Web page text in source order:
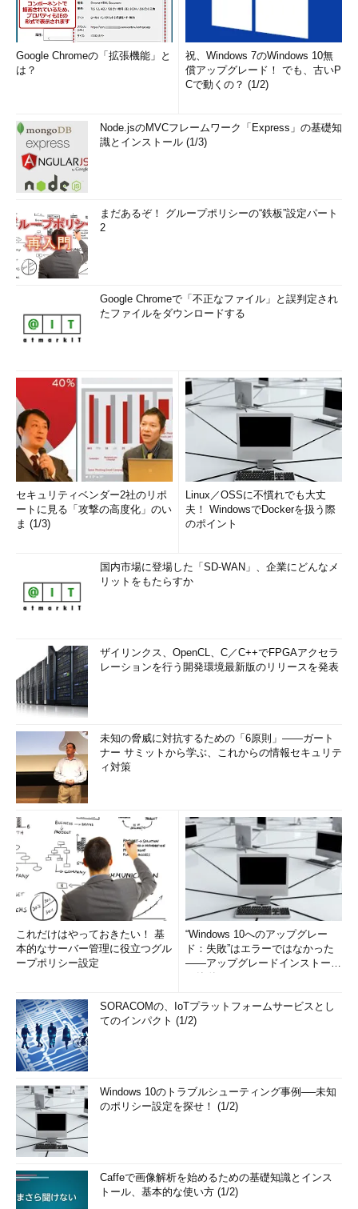
Google Chromeの「拡張機能」と
は？
祝、Windows 7のWindows 10無
償アップグレード！ でも、古いP
Cで動くの？ (1/2)
Node.jsのMVCフレームワーク「Express」の基礎知
識とインストール (1/3)
まだあるぞ！ グループポリシーの“鉄板”設定パート
2
Google Chromeで「不正なファイル」と誤判定され
たファイルをダウンロードする
セキュリティベンダー2社のリポ
ートに見る「攻撃の高度化」のい
ま (1/3)
Linux／OSSに不慣れでも大丈
夫！ WindowsでDockerを扱う際
のポイント
国内市場に登場した「SD-WAN」、企業にどんなメ
リットをもたらすか
ザイリンクス、OpenCL、C／C++でFPGAアクセラ
レーションを行う開発環境最新版のリリースを発表
未知の脅威に対抗するための「6原則」――ガート
ナー サミットから学ぶ、これからの情報セキュリテ
ィ対策
これだけはやっておきたい！ 基
本的なサーバー管理に役立つグル
ープポリシー設定
“Windows 10へのアップグレー
ド：失敗”はエラーではなかった
――アップグレードインストール
SORACOMの、IoTプラットフォームサービスとし
てのインパクト (1/2)
Windows 10のトラブルシューティング事例──未知
のポリシー設定を探せ！ (1/2)
Caffeで画像解析を始めるための基礎知識とインス
トール、基本的な使い方 (1/2)